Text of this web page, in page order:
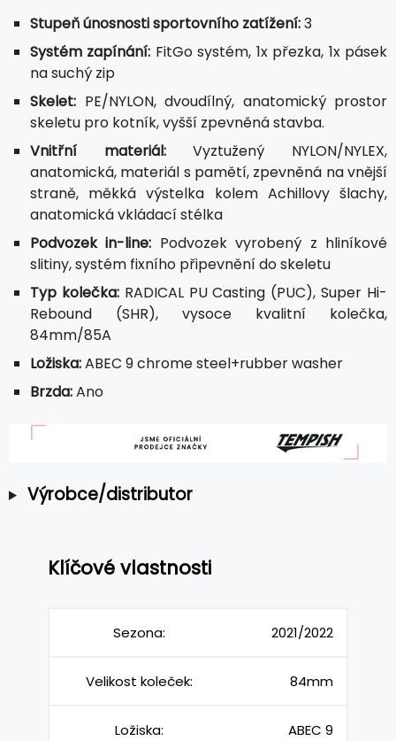
Stupeň únosnosti sportovního zatížení:3
Systém zapínání: FitGo systém, 1x přezka, 1x pásek
na suchý zip
Skelet: PE/NYLON, dvoudílný, anatomický prostor
skeletu pro kotník, vyšší zpevněná stavba.
Vnitřní materiál:Vyztužený NYLON/NYLEX,
anatomická, materiál s pamětí, zpevněná na vnější
straně, měkká výstelka kolem Achillovy šlachy,
anatomická vkládací stélka
Podvozek in-line: Podvozek vyrobený z hliníkové
slitiny, systém fixního připevnění do skeletu
Typ kolečka:RADICAL PU Casting (PUC), Super Hi-
Rebound (SHR), vysoce kvalitní kolečka,
84mm/85A
Ložiska:ABEC 9 chrome steel+rubber washer
Brzda:Ano
Výrobce/distributor
Klíčové vlastnosti
Sezona: 2021/2022
Velikost koleček: 84mm
Ložiska: ABEC 9